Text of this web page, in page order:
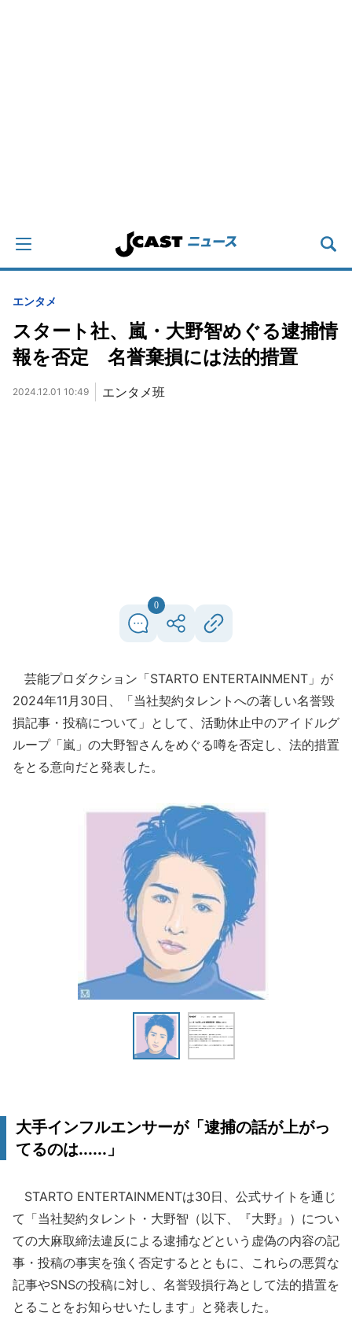
エンタメ
スタート社、嵐・大野智めぐる逮捕情
報を否定 名誉棄損には法的措置
2024.12.01 10:49 エンタメ班
0
芸能プロダクション「STARTO ENTERTAINMENT」が
2024年11月30日、「当社契約タレントへの著しい名誉毀
損記事・投稿について」として、活動休止中のアイドルグ
ループ「嵐」の大野智さんをめぐる噂を否定し、法的措置
をとる意向だと発表した。
大手インフルエンサーが「逮捕の話が上がっ
てるのは......」
STARTO ENTERTAINMENTは30日、公式サイトを通じ
て「当社契約タレント・大野智（以下、『大野』）につい
ての大麻取締法違反による逮捕などという虚偽の内容の記
事・投稿の事実を強く否定するとともに、これらの悪質な
記事やSNSの投稿に対し、名誉毀損行為として法的措置を
とることをお知らせいたします」と発表した。